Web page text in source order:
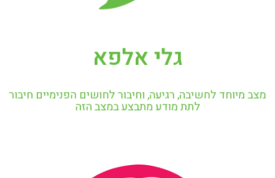
גלי אלפא
מצב מיוחד לחשיבה, רגיעה, וחיבור לחושים הפנימיים חיבור
לתת מודע מתבצע במצב הזה